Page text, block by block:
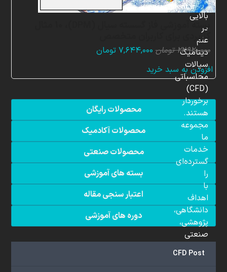
کاربردی برای کاربران متخصص
۲۲,۹۲۰,۰۰۰ تومان قیمت
۷,۶۴۴,۰۰۰ تومانقیمت
افزودن به سبد خرید
محصولات رایگان
محصولات آکادمیک
محصولات صنعتی
بسته های آموزشی
اعتبار سنجی مقاله
دوره های آموزشی
CFD Post
دانش
بالایی
در
علم
دینامیک
سیالات
محاسباتی
(CFD)
برخوردار
هستند.
مجموعه
ما
خدمات
گسترده‌ای
را
با
اهداف
دانشگاهی،
پژوهشی،
صنعتی
...